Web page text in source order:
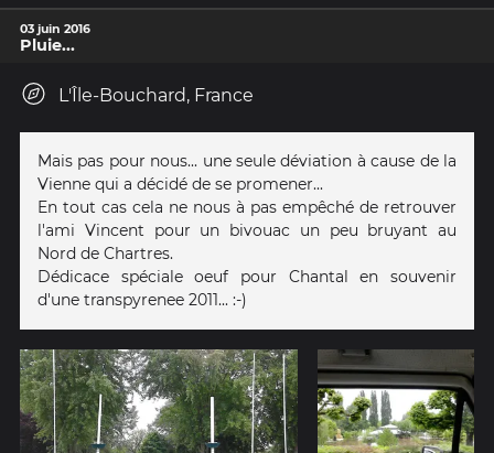
03 juin 2016
Pluie...
L'Île-Bouchard, France
Mais pas pour nous... une seule déviation à cause de la
Vienne qui a décidé de se promener...
En tout cas cela ne nous à pas empêché de retrouver
l'ami Vincent pour un bivouac un peu bruyant au
Nord de Chartres.
Dédicace spéciale oeuf pour Chantal en souvenir
d'une transpyrenee 2011... :-)